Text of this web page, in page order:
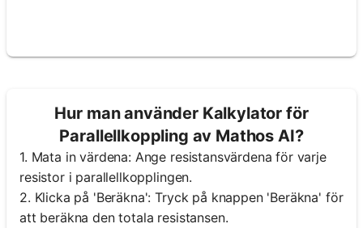
Hur man använder Kalkylator för
Parallellkoppling av Mathos AI?
1. Mata in värdena: Ange resistansvärdena för varje
resistor i parallellkopplingen.
2. Klicka på 'Beräkna': Tryck på knappen 'Beräkna' för
att beräkna den totala resistansen.